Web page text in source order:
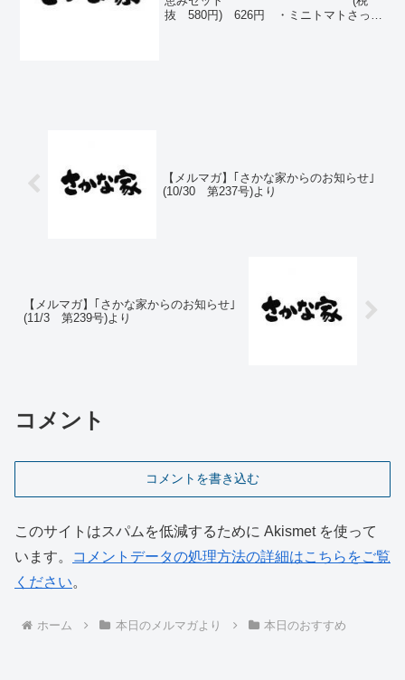
抜 580円) 626円 ・ミニトマトさっと
【メルマガ】｢さかな家からのお知らせ｣
(10/30 第237号)より
【メルマガ】｢さかな家からのお知らせ｣
(11/3 第239号)より
コメント
コメントを書き込む
このサイトはスパムを低減するために Akismet を使って
います。
コメントデータの処理方法の詳細はこちらをご覧
ください。
ホーム 本日のメルマガより 本日のおすすめ